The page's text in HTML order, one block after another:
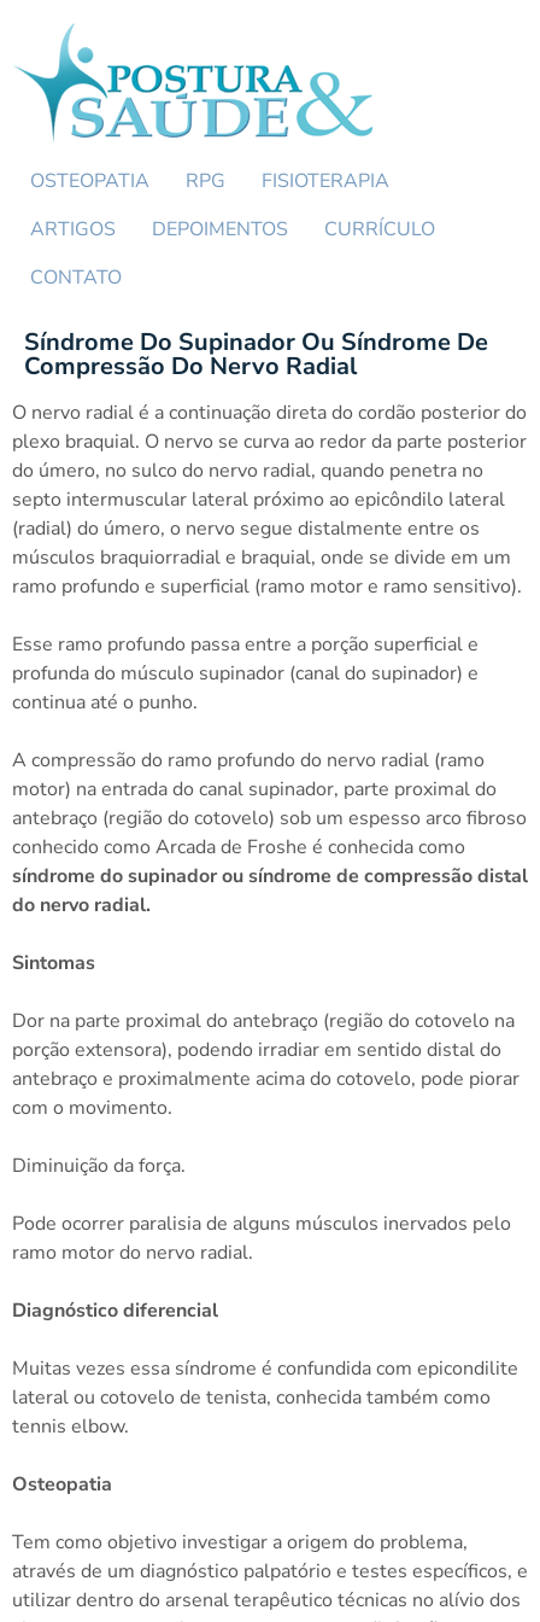
OSTEOPATIA RPG
FISIOTERAPIA
ARTIGOS
DEPOIMENTOS
CURRÍCULO
CONTATO
Síndrome Do Supinador Ou Síndrome De
Compressão Do Nervo Radial
O nervo radial é a continuação direta do cordão posterior do
plexo braquial. O nervo se curva ao redor da parte posterior
do úmero, no sulco do nervo radial, quando penetra no
septo intermuscular lateral próximo ao epicôndilo lateral
(radial) do úmero, o nervo segue distalmente entre os
músculos braquiorradial e braquial, onde se divide em um
ramo profundo e superficial (ramo motor e ramo sensitivo).
Esse ramo profundo passa entre a porção superficial e
profunda do músculo supinador (canal do supinador) e
continua até o punho.
A compressão do ramo profundo do nervo radial (ramo
motor) na entrada do canal supinador, parte proximal do
antebraço (região do cotovelo) sob um espesso arco fibroso
conhecido como Arcada de Froshe é conhecida como
síndrome do supinador ou síndrome de compressão distal
do nervo radial.
Sintomas
Dor na parte proximal do antebraço (região do cotovelo na
porção extensora), podendo irradiar em sentido distal do
antebraço e proximalmente acima do cotovelo, pode piorar
com o movimento.
Diminuição da força.
Pode ocorrer paralisia de alguns músculos inervados pelo
ramo motor do nervo radial.
Diagnóstico diferencial
Muitas vezes essa síndrome é confundida com epicondilite
lateral ou cotovelo de tenista, conhecida também como
tennis elbow.
Osteopatia
Tem como objetivo investigar a origem do problema,
através de um diagnóstico palpatório e testes específicos, e
utilizar dentro do arsenal terapêutico técnicas no alívio dos